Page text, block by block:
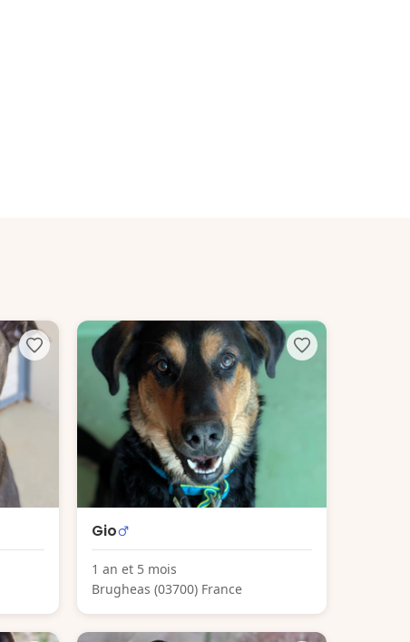
Gio
1 an et 5 mois
Brugheas (03700) France